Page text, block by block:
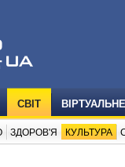
СВІТ
ЗДОРОВ'Я КУЛЬТУРА